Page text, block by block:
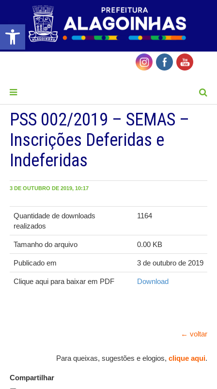
Barra de Ferramentas Aberta
PSS 002/2019 – SEMAS –
Inscrições Deferidas e
Indeferidas
3 DE OUTUBRO DE 2019, 10:17
Quantidade de downloads
realizados
1164
Tamanho do arquivo 0.00 KB
Publicado em 3 de outubro de 2019
Clique aqui para baixar em PDF Download
← voltar
Para queixas, sugestões e elogios, clique aqui.
Compartilhar